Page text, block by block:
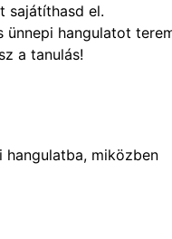
sajátíthasd el.
ünnepi hangulatot
a tanulás!
hangulatba, miközben